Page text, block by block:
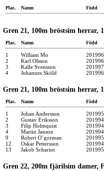
Plac. Namn Född
Gren 21, 100m bröstsim herrar,
Plac. Namn Född
1 William Mo
201996
2
Karl Olsson
201996
3
Kalle Svensson
201997
4
Johannes Sköld 201996
Gren 21, 100m bröstsim herrar,
Plac. Namn Född
1 Johan Andersson
201995
2
Gustav Eriksson
201994
3
Filip Holmquist
201994
4
Martin Janson
201994
9
Robert O´gorman
201995
12
Oskar Pettersson
201994
13
Jakob Schariot 201995
Gren 22, 200m fjärilsim damer,